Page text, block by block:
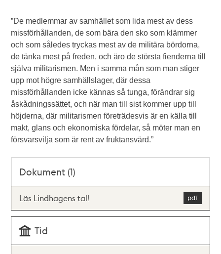
”De medlemmar av samhället som lida mest av dess
missförhållanden, de som bära den sko som klämmer
och som således tryckas mest av de militära bördorna,
de tänka mest på freden, och äro de största fienderna till
själva militarismen. Men i samma mån som man stiger
upp mot högre samhällslager, där dessa
missförhållanden icke kännas så tunga, förändrar sig
åskådningssättet, och när man till sist kommer upp till
höjderna, där militarismen företrädesvis är en källa till
makt, glans och ekonomiska fördelar, så möter man en
försvarsvilja som är rent av fruktansvärd.”
Dokument (1)
Läs Lindhagens tal!
Tid